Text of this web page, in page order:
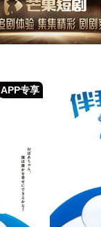
APP专享